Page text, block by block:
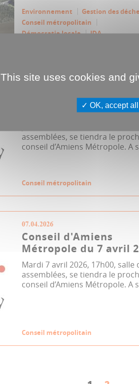
Environnement
Gestion des
Conseil métropolitain
Démocratie locale
JDA
23.04.2026
Métropole du 23 avril
assemblées, se tiendra le
conseil d’Amiens Métropole. A
Conseil métropolitain
07.04.2026
Conseil d'Amiens
Métropole du 7 avril
Mardi 7 avril 2026, 17h00, salle
assemblées, se tiendra le
conseil d’Amiens Métropole. A
Conseil métropolitain
This site uses cookies and
OK, accept all